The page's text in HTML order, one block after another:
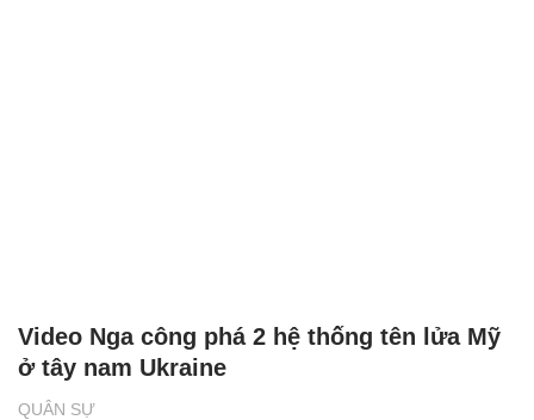
QUÂN SỰ
Video Nga công phá 2 hệ thống tên lửa Mỹ
ở tây nam Ukraine